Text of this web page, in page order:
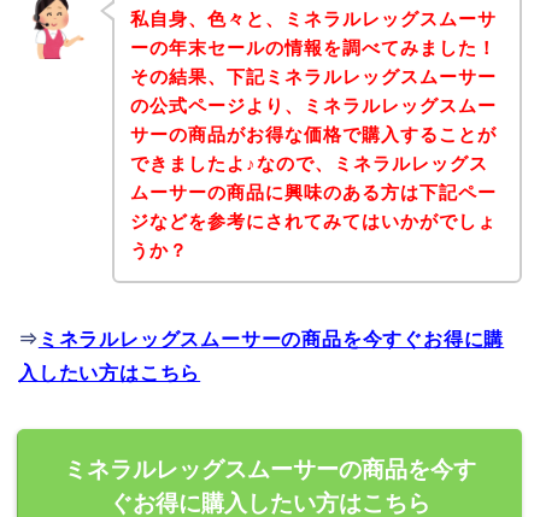
私自身、色々と、ミネラルレッグスムーサ
ーの年末セールの情報を調べてみました！
その結果、下記ミネラルレッグスムーサー
の公式ページより、ミネラルレッグスムー
サーの商品がお得な価格で購入することが
できましたよ♪なので、ミネラルレッグス
ムーサーの商品に興味のある方は下記ペー
ジなどを参考にされてみてはいかがでしょ
うか？
⇒ ミネラルレッグスムーサーの商品を今すぐお得に購
入したい方はこちら
ミネラルレッグスムーサーの商品を今す
ぐお得に購入したい方はこちら